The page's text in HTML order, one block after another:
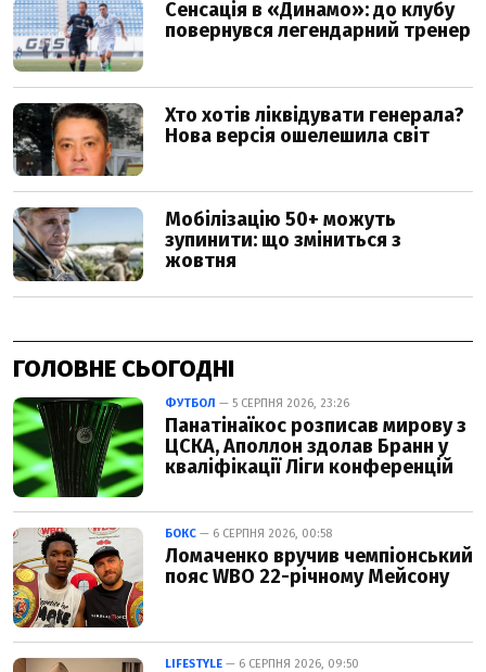
ГОЛОВНЕ СЬОГОДНІ
ФУТБОЛ — 5 СЕРПНЯ 2026, 23:26
Панатінаїкос розписав мирову з
ЦСКА, Аполлон здолав Бранн у
кваліфікації Ліги конференцій
БОКС — 6 СЕРПНЯ 2026, 00:58
Ломаченко вручив чемпіонський
пояс WBO 22-річному Мейсону
LIFESTYLE — 6 СЕРПНЯ 2026, 09:50